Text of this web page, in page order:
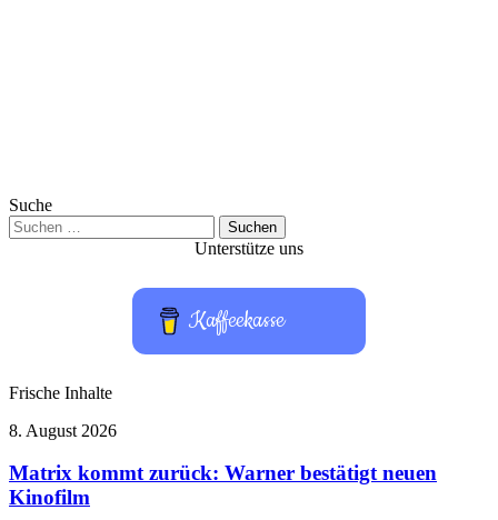
Suche
Suchen
nach:
Unterstütze uns
Kaffeekasse
Frische Inhalte
Matrix
zurück:
Warner
bestätigt
8. August 2026
Matrix kommt zurück: Warner bestätigt neuen
Kinofilm